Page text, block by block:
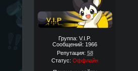
Группа: V.I.P.
Сообщений: 1966
Репутация: 58
Статус: Оффлайн